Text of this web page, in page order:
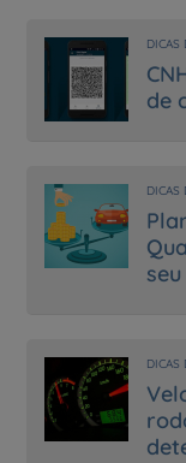
DICAS
de
DICAS
DICAS